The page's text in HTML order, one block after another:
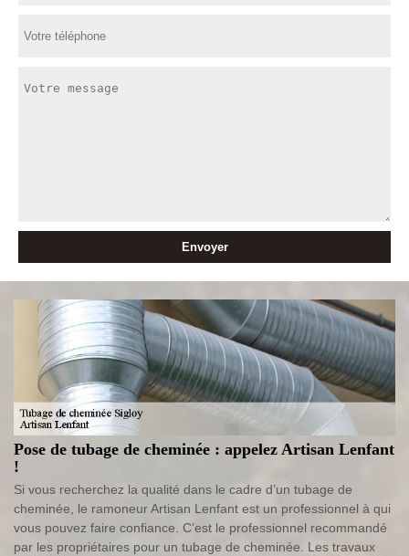
Pose de tubage de cheminée : appelez Artisan Lenfant
!
Si vous recherchez la qualité dans le cadre d’un tubage de
cheminée, le ramoneur Artisan Lenfant est un professionnel à qui
vous pouvez faire confiance. C’est le professionnel recommandé
par les propriétaires pour un tubage de cheminée. Les travaux